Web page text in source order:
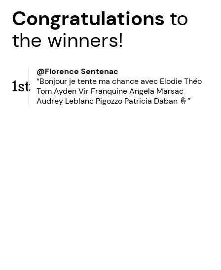
Congratulations to
the winners!
1st
@Florence Sentenac
“Bonjour je tente ma chance avec Elodie Théo
Tom Ayden Vir Franquine Angela Marsac
Audrey Leblanc Pigozzo Patricia Daban 🤞”